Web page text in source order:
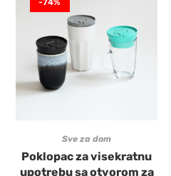
-74%
Sve za dom
Poklopac za visekratnu
upotrebu sa otvorom za